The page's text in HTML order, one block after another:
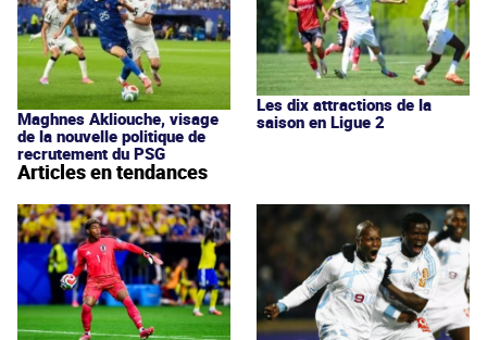
Maghnes Akliouche, visage
de la nouvelle politique de
recrutement du PSG
Les dix attractions de la
saison en Ligue 2
Articles en tendances